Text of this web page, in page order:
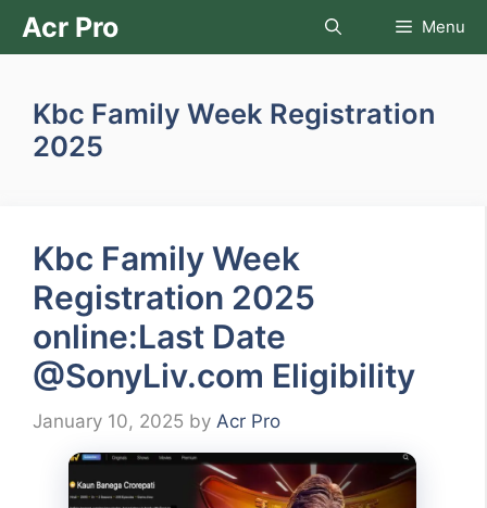
SkipAcr Pro Menu
Kbc Family Week Registration
2025
Kbc Family Week
Registration 2025
online:Last Date
@SonyLiv.com Eligibility
January 10, 2025 by Acr Pro